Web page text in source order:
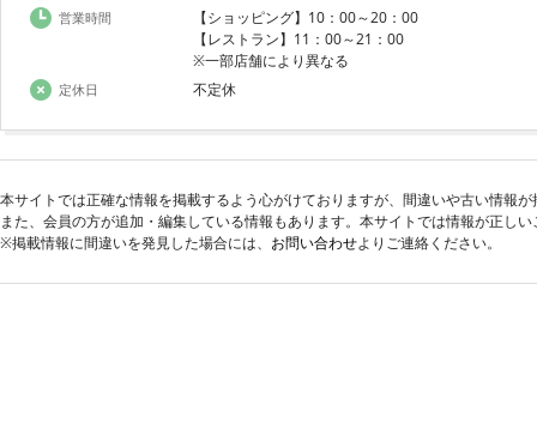
営業時間
【ショッピング】10：00～20：00
【レストラン】11：00～21：00
※一部店舗により異なる
定休日 不定休
本サイトでは正確な情報を掲載するよう心がけておりますが、間違いや古い情報
また、会員の方が追加・編集している情報もあります。本サイトでは情報が正し
※掲載情報に間違いを発見した場合には、 お問い合わせよりご連絡ください。